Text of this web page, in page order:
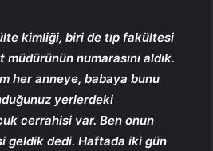
kimliği, biri de tıp fakültesi
numarasını aldık.
her anneye, babaya bunu
yerlerdeki
cerrahisi var. Ben onun
geldik dedi. Haftada iki gün